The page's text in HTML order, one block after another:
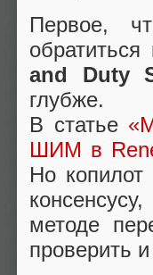
Первое,
and Duty
глубже.
В статье
ШИМ в
Но
методе
проверить